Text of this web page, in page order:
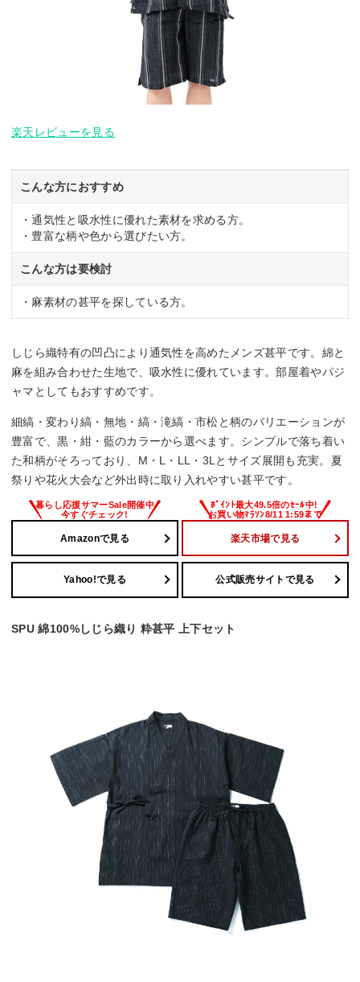
楽天レビューを見る
こんな方におすすめ
・通気性と吸水性に優れた素材を求める方。
・豊富な柄や色から選びたい方。
こんな方は要検討
・麻素材の甚平を探している方。
しじら織特有の凹凸により通気性を高めたメンズ甚平です。綿と
麻を組み合わせた生地で、吸水性に優れています。部屋着やパジ
ャマとしてもおすすめです。
細縞・変わり縞・無地・縞・滝縞・市松と柄のバリエーションが
豊富で、黒・紺・藍のカラーから選べます。シンプルで落ち着い
た和柄がそろっており、M・L・LL・3Lとサイズ展開も充実。夏
祭りや花火大会など外出時に取り入れやすい甚平です。
Amazonで見る 楽天市場で見る
Yahoo!で見る 公式販売サイトで見る
SPU 綿100%しじら織り 粋甚平 上下セット